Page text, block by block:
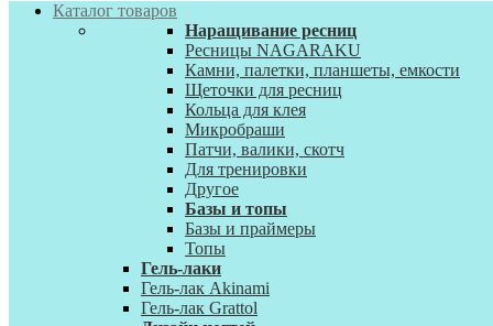
Каталог товаров
Наращивание ресниц
Ресницы NAGARAKU
Камни, палетки, планшеты, емкости
Щеточки для ресниц
Кольца для клея
Микробраши
Патчи, валики, скотч
Для тренировки
Другое
Базы и топы
Базы и праймеры
Топы
Гель-лаки
Гель-лак Akinami
Гель-лак Grattol